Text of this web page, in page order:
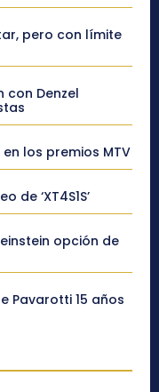
pero con límite
con Denzel
los premios MTV
‘XT4S1S’
opción de
Pavarotti 15 años